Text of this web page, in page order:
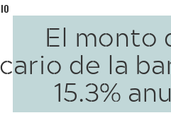
El monto
de la
15.3%